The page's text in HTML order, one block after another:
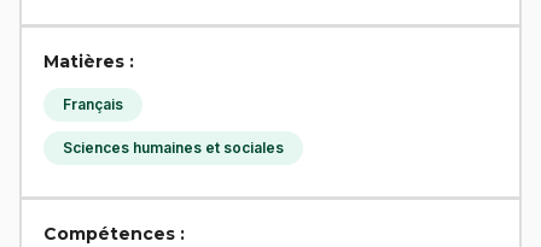
Matières :
Français
Sciences humaines et sociales
Compétences :